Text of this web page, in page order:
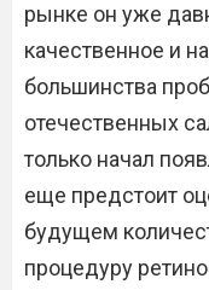
рынке он уже
качественное и
большинства
отечественных
только начал
еще предстоит
будущем
процедуру